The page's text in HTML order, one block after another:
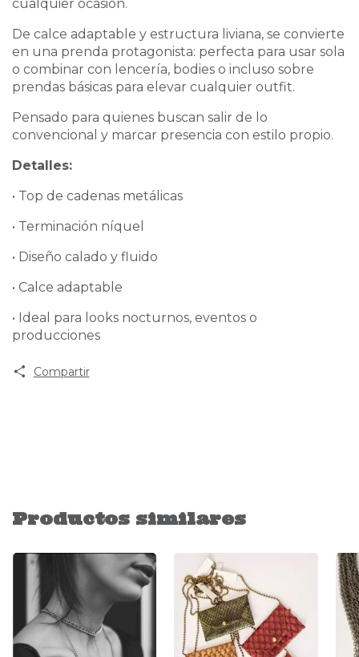
cualquier ocasión.
De calce adaptable y estructura liviana, se convierte
en una prenda protagonista: perfecta para usar sola
o combinar con lencería, bodies o incluso sobre
prendas básicas para elevar cualquier outfit.
Pensado para quienes buscan salir de lo
convencional y marcar presencia con estilo propio.
Detalles:
• Top de cadenas metálicas
• Terminación níquel
• Diseño calado y fluido
• Calce adaptable
• Ideal para looks nocturnos, eventos o
producciones
Compartir
Productos similares